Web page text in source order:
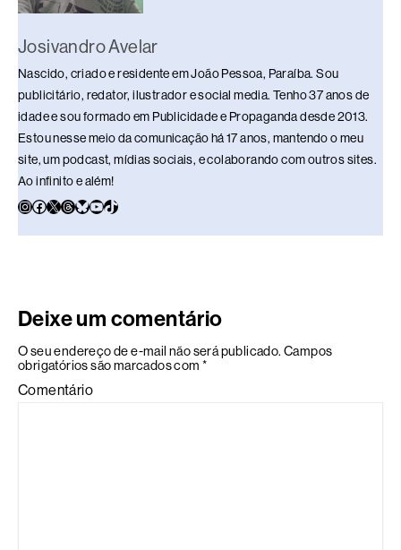
Josivandro Avelar
Nascido, criado e residente em João Pessoa, Paraíba. Sou
publicitário, redator, ilustrador e social media. Tenho 37 anos de
idade e sou formado em Publicidade e Propaganda desde 2013.
Estou nesse meio da comunicação há 17 anos, mantendo o meu
site, um podcast, mídias sociais, e colaborando com outros sites.
Ao infinito e além!
Deixe um comentário
O seu endereço de e-mail não será publicado. Campos
obrigatórios são marcados com *
Comentário